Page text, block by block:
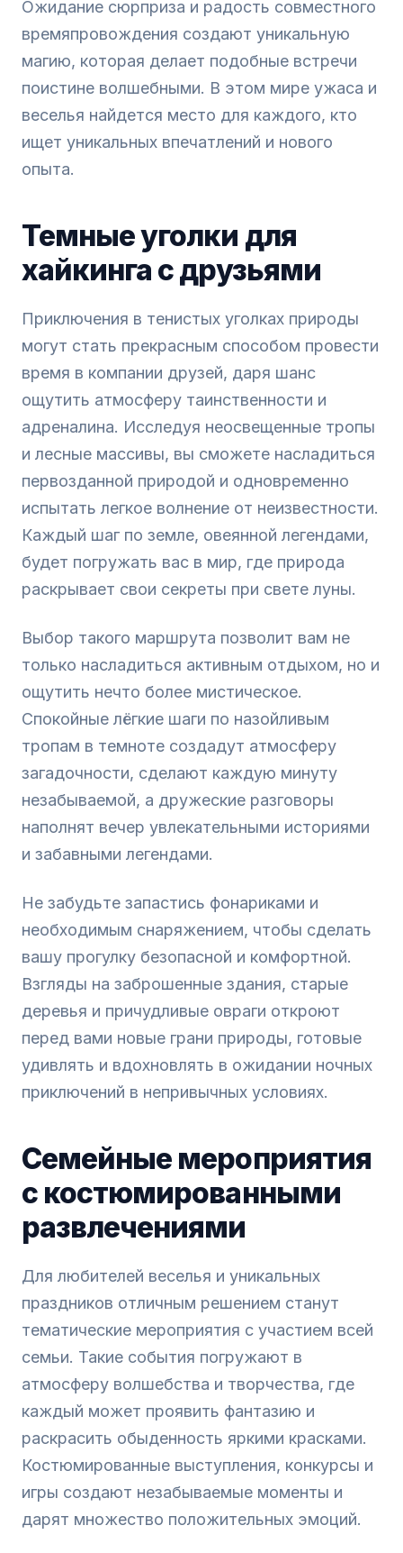
Ожидание сюрприза и радость совместного
времяпровождения создают уникальную
магию, которая делает подобные встречи
поистине волшебными. В этом мире ужаса и
веселья найдется место для каждого, кто
ищет уникальных впечатлений и нового
опыта.
Темные уголки для
хайкинга с друзьями
Приключения в тенистых уголках природы
могут стать прекрасным способом провести
время в компании друзей, даря шанс
ощутить атмосферу таинственности и
адреналина. Исследуя неосвещенные тропы
и лесные массивы, вы сможете насладиться
первозданной природой и одновременно
испытать легкое волнение от неизвестности.
Каждый шаг по земле, овеянной легендами,
будет погружать вас в мир, где природа
раскрывает свои секреты при свете луны.
Выбор такого маршрута позволит вам не
только насладиться активным отдыхом, но и
ощутить нечто более мистическое.
Спокойные лёгкие шаги по назойливым
тропам в темноте создадут атмосферу
загадочности, сделают каждую минуту
незабываемой, а дружеские разговоры
наполнят вечер увлекательными историями
и забавными легендами.
Не забудьте запастись фонариками и
необходимым снаряжением, чтобы сделать
вашу прогулку безопасной и комфортной.
Взгляды на заброшенные здания, старые
деревья и причудливые овраги откроют
перед вами новые грани природы, готовые
удивлять и вдохновлять в ожидании ночных
приключений в непривычных условиях.
Семейные мероприятия
с костюмированными
развлечениями
Для любителей веселья и уникальных
праздников отличным решением станут
тематические мероприятия с участием всей
семьи. Такие события погружают в
атмосферу волшебства и творчества, где
каждый может проявить фантазию и
раскрасить обыденность яркими красками.
Костюмированные выступления, конкурсы и
игры создают незабываемые моменты и
дарят множество положительных эмоций.